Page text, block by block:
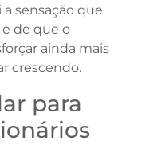
sensação que
de que o
ainda mais
crescendo.
para